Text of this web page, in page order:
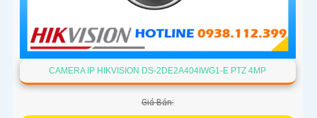
CAMERA IP HIKVISION DS-2DE2A404IWG1-E PTZ 4MP
Giá Bán: